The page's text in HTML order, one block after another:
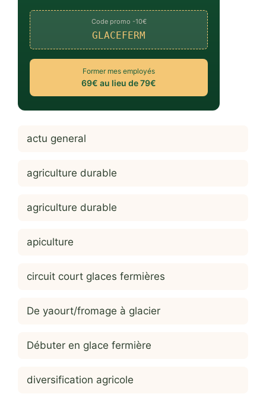
Code promo -10€
GLACEFERM
Former mes employés
69€ au lieu de 79€
actu general
agriculture durable
agriculture durable
apiculture
circuit court glaces fermières
De yaourt/fromage à glacier
Débuter en glace fermière
diversification agricole